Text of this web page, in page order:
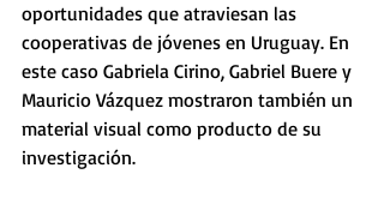
oportunidades que atraviesan las
cooperativas de jóvenes en Uruguay. En
este caso Gabriela Cirino, Gabriel Buere y
Mauricio Vázquez mostraron también un
material visual como producto de su
investigación.